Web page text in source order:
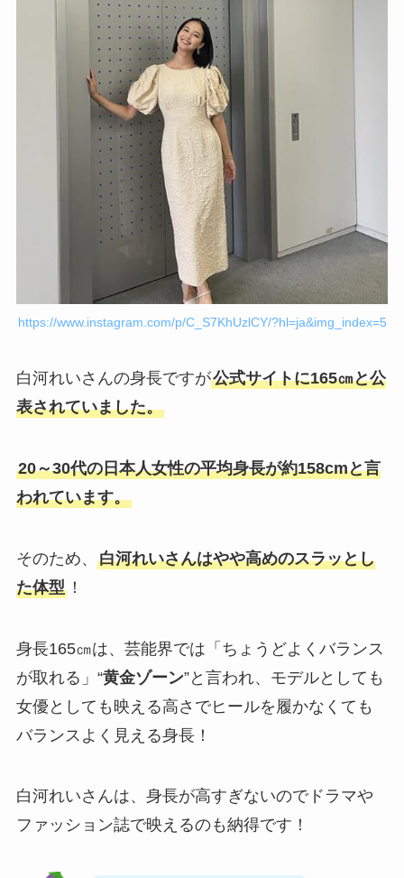
https://www.instagram.com/p/C_S7KhUzlCY/?hl=ja&img_index=5
白河れいさんの身長ですが公式サイトに165㎝と公
表されていました。
20～30代の日本人女性の平均身長が約158cmと言
われています。
そのため、 白河れいさんはやや高めのスラッとし
た体型！
身長165㎝は、芸能界では「ちょうどよくバランス
が取れる」“黄金ゾーン”と言われ、モデルとしても
女優としても映える高さでヒールを履かなくても
バランスよく見える身長！
白河れいさんは、身長が高すぎないのでドラマや
ファッション誌で映えるのも納得です！